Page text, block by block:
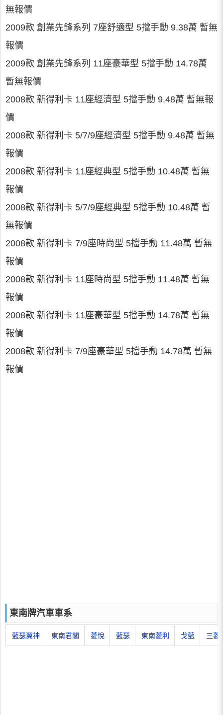
無報價
2009款 創業先鋒系列 7座舒適型 5擋手動 9.38萬 暫無
報價
2009款 創業先鋒系列 11座豪華型 5擋手動 14.78萬
暫無報價
2008款 新得利卡 11座經濟型 5擋手動 9.48萬 暫無報
價
2008款 新得利卡 5/7/9座經濟型 5擋手動 9.48萬 暫無
報價
2008款 新得利卡 11座經典型 5擋手動 10.48萬 暫無
報價
2008款 新得利卡 5/7/9座經典型 5擋手動 10.48萬 暫
無報價
2008款 新得利卡 7/9座時尚型 5擋手動 11.48萬 暫無
報價
2008款 新得利卡 11座時尚型 5擋手動 11.48萬 暫無
報價
2008款 新得利卡 11座豪華型 5擋手動 14.78萬 暫無
報價
2008款 新得利卡 7/9座豪華型 5擋手動 14.78萬 暫無
報價
東南牌汽車車系
藍瑟翼神 東南君閣 菱悅 藍瑟 東南菱利 戈藍 三菱